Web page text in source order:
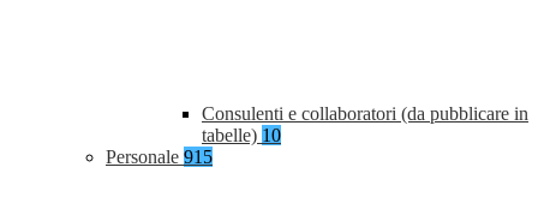
Consulenti e collaboratori (da pubblicare in
tabelle) 10
Personale 915